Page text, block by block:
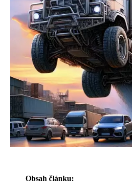
Obsah článku: